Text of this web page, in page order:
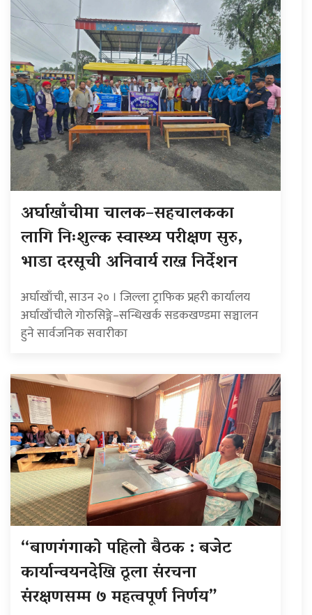
अर्घाखाँचीमा चालक–सहचालकका
लागि निःशुल्क स्वास्थ्य परीक्षण सुरु,
भाडा दरसूची अनिवार्य राख्न निर्देशन
अर्घाखाँची, साउन २० । जिल्ला ट्राफिक प्रहरी कार्यालय
अर्घाखाँचीले गोरुसिङ्गे–सन्धिखर्क सडकखण्डमा सञ्चालन
हुने सार्वजनिक सवारीका
“बाणगंगाको पहिलो बैठक : बजेट
कार्यान्वयनदेखि ठूला संरचना
संरक्षणसम्म ७ महत्वपूर्ण निर्णय”